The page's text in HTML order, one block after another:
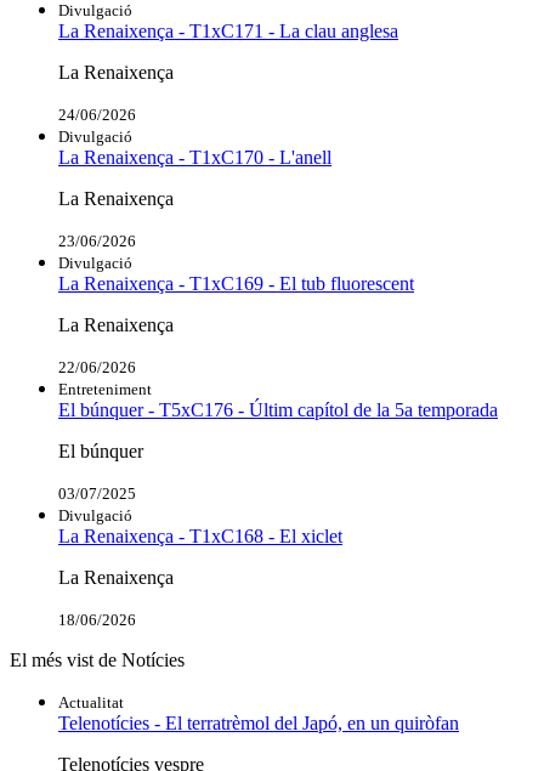
Divulgació
La Renaixença - T1xC171 - La clau anglesa
La Renaixença
24/06/2026
Divulgació
La Renaixença - T1xC170 - L'anell
La Renaixença
23/06/2026
Divulgació
La Renaixença - T1xC169 - El tub fluorescent
La Renaixença
22/06/2026
Entreteniment
El búnquer - T5xC176 - Últim capítol de la 5a temporada
El búnquer
03/07/2025
Divulgació
La Renaixença - T1xC168 - El xiclet
La Renaixença
18/06/2026
El més vist de Notícies
Actualitat
Telenotícies - El terratrèmol del Japó, en un quiròfan
Telenotícies vespre